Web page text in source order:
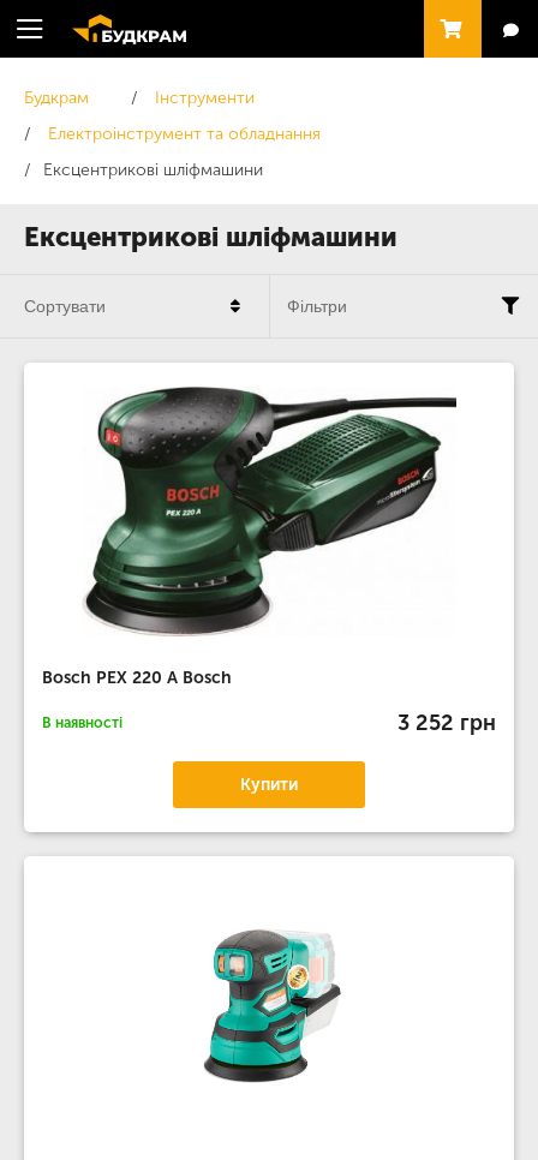
Ексцентрикові шліфмашини
Будкрам
Інструменти
Електроінструмент та обладнання
Ексцентрикові шліфмашини
Bosch PEX 220 A Bosch
В наявності 3 252 грн
Купити
Сортувати Фільтри